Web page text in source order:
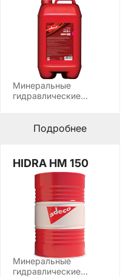
Минеральные
гидравлические
современных
гидравлических
Подробнее
HIDRA HM 150
Минеральные
гидравлические